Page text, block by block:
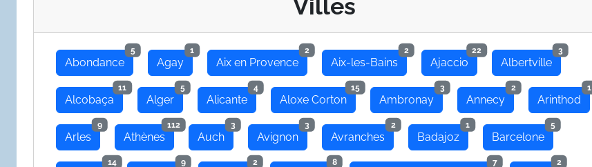
Villes
Abondance
5
Agay
1
Aix en Provence
2
Aix-les-Bains
2
Ajaccio
22
Albertville
3
Alcobaça
11
Alger
5
Alicante
4
Aloxe Corton
15
Ambronay
3
Annecy
2
Arinthod
1
Arles
9
Athènes
112
Auch
3
Avignon
3
Avranches
2
Badajoz
1
Barcelone
5
14 9 2 8 7 2